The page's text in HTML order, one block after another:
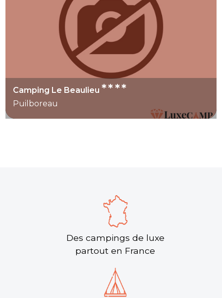
Camping Le Beaulieu****
Puilboreau
Des campings de luxe
partout en France